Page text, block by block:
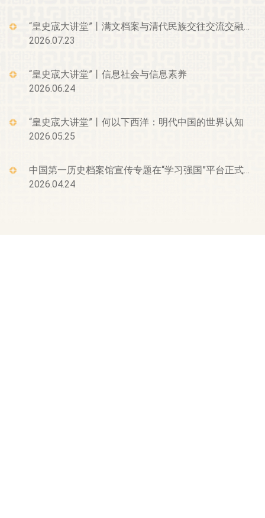
“皇史宬大讲堂”丨满文档案与清代民族交往交流交融研究
2026.07.23
“皇史宬大讲堂”丨信息社会与信息素养
2026.06.24
“皇史宬大讲堂”丨何以下西洋：明代中国的世界认知
2026.05.25
中国第一历史档案馆宣传专题在“学习强国”平台正式上线
2026.04.24